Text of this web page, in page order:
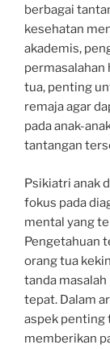
berbagai
kesehatan
akademis,
permasalahan
tua, penting
remaja agar
pada anak-
tantangan
Psikiatri anak
fokus pada
mental yang
Pengetahuan
orang tua
tanda
tepat. Dalam
aspek penting
memberikan